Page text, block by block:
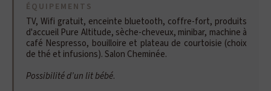
ÉQUIPEMENTS
TV, Wifi gratuit, enceinte bluetooth, coffre-fort, produits
d'accueil Pure Altitude, sèche-cheveux, minibar, machine à
café Nespresso, bouilloire et plateau de courtoisie (choix
de thé et infusions). Salon Cheminée.
Possibilité d’un lit bébé.